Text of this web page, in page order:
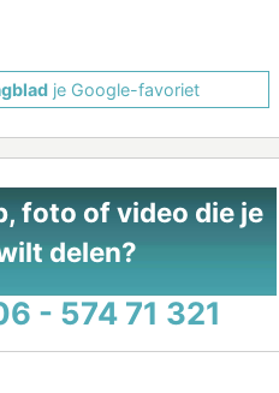
je Google-favoriet
foto of video die je
delen?
- 574 71 321